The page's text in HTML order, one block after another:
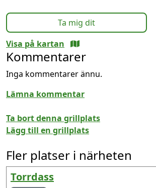
Ta mig dit
Visa på kartan
Kommentarer
Inga kommentarer ännu.
Lämna kommentar
Ta bort denna grillplats
Lägg till en grillplats
Fler platser i närheten
Torrdass